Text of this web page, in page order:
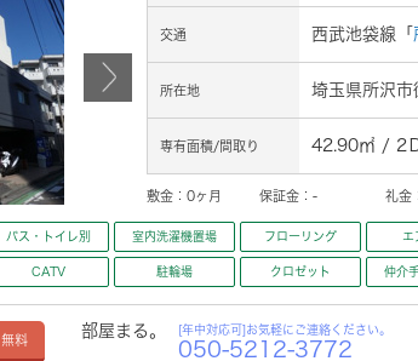
交通 西武池袋線「
所在地 埼玉県所沢
専有面積/間取り 42.90㎡ / 2
敷金： 0ヶ月 保証金： - 礼金：
バス・トイレ別 室内洗濯機置場 フローリング エ
CATV 駐輪場 クロゼット 仲介
無料
部屋まる。 [年中対応可]お気軽にご連絡ください。
050-5212-3772